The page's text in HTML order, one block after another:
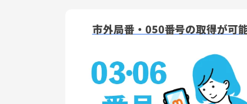
市外局番・050番号の取得が可